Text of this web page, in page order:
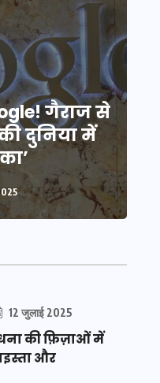
गैराज से
दुनिया में
12 जुलाई 2025
की फ़िज़ाओं में
और